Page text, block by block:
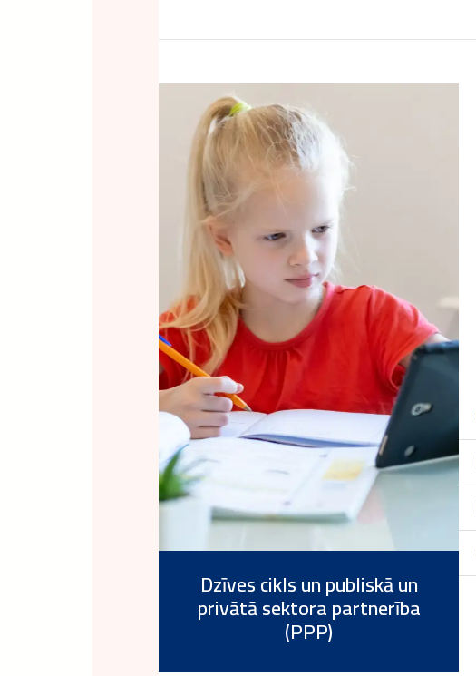
Dzīves cikls un publiskā un
privātā sektora partnerība
(PPP)